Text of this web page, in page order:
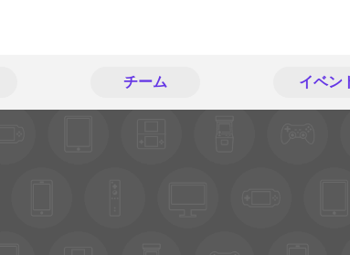
チーム イベン